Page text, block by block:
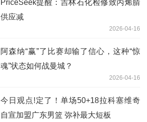
PriceSeek提醒：吉林石化检修致丙烯腈
供应减
2026-04-16
阿森纳“赢”了比赛却输了信心，这种“惊
魂”状态如何战曼城？
2026-04-16
今日观点!定了！单场50+18拉科塞维奇
自宣加盟广东男篮 弥补最大短板